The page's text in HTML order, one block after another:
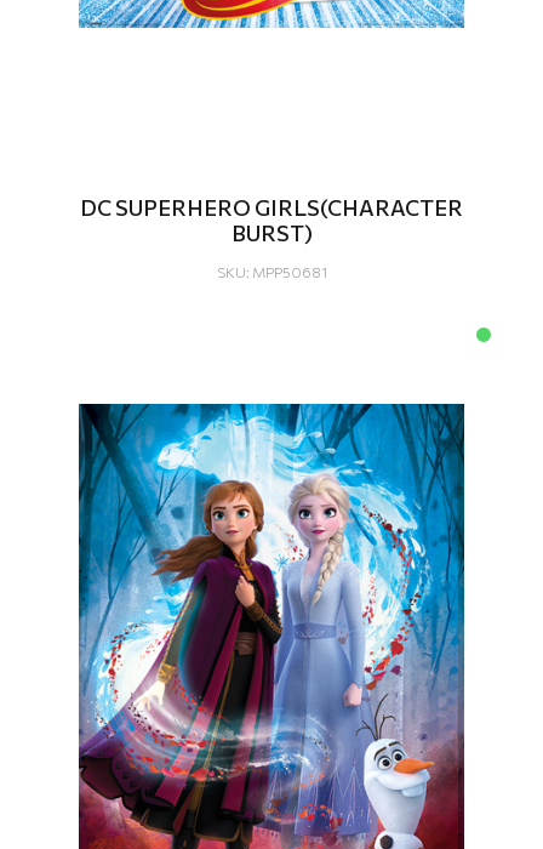
DC SUPERHERO GIRLS(CHARACTER
BURST)
SKU: MPP50681